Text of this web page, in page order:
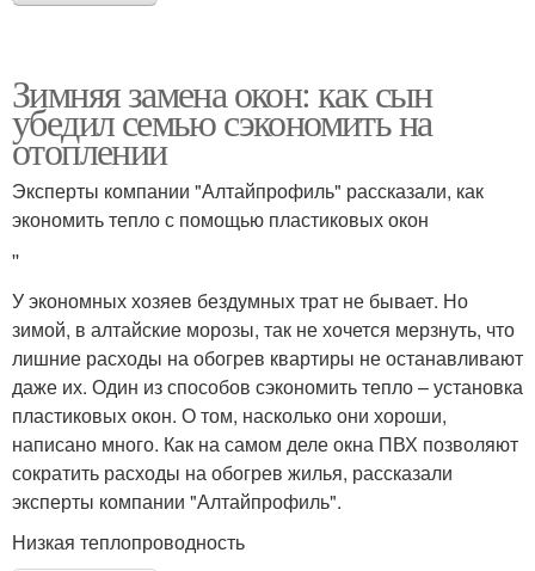
Зимняя замена окон: как сын
убедил семью сэкономить на
отоплении
Эксперты компании "Алтайпрофиль" рассказали, как
экономить тепло с помощью пластиковых окон
''
У экономных хозяев бездумных трат не бывает. Но
зимой, в алтайские морозы, так не хочется мерзнуть, что
лишние расходы на обогрев квартиры не останавливают
даже их. Один из способов сэкономить тепло – установка
пластиковых окон. О том, насколько они хороши,
написано много. Как на самом деле окна ПВХ позволяют
сократить расходы на обогрев жилья, рассказали
эксперты компании "Алтайпрофиль".
Низкая теплопроводность